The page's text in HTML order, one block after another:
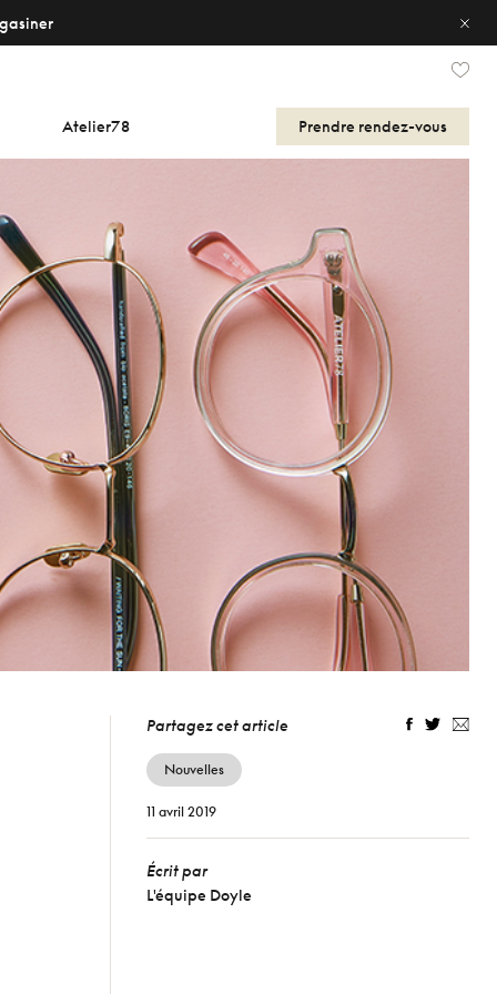
Atelier78 Prendre rendez-vous
Partagez cet article
Nouvelles
11 avril 2019
Écrit par
L'équipe Doyle